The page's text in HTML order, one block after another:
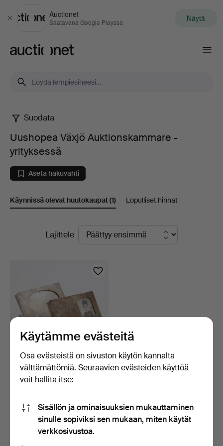
Sulje
Auctionet
Saatavana Google Playssa Näytä
Uushopea
Växjö
Auktionskammare
Suodata
Uushopea Växjö Auktionskammare -
yrityksessä
Aseta hakuvahti
Käynnissä olevat huutokaupat(1) Lopulliset hinnat
KäynnissäLajittele
VALOKUVANKEHYKSET, 2
kpl, pöytämalli, uush…
32 USD
Aseta hakuvahti
Käytämme evästeitä
Osa evästeistä on sivuston käytön kannalta
välttämättömiä. Seuraavien evästeiden käyttöä
voit hallita itse:
Sisällön ja ominaisuuksien mukauttaminen
sinulle sopiviksi sen mukaan, miten käytät
verkkosivustoa.